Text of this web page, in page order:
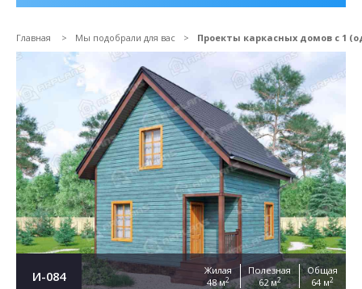
Главная Мы подобрали для вас Проекты каркасных домов с 1
И-084
Жилая
48 м2
Полезная
62 м2
Общая
64 м2
Прикрепить файл
Согласен на обработку персональных данных
This site is protected by reCAPTCHA and the GooglePrivacy PolicyandTerms of Service
ОТПРАВИТЬ